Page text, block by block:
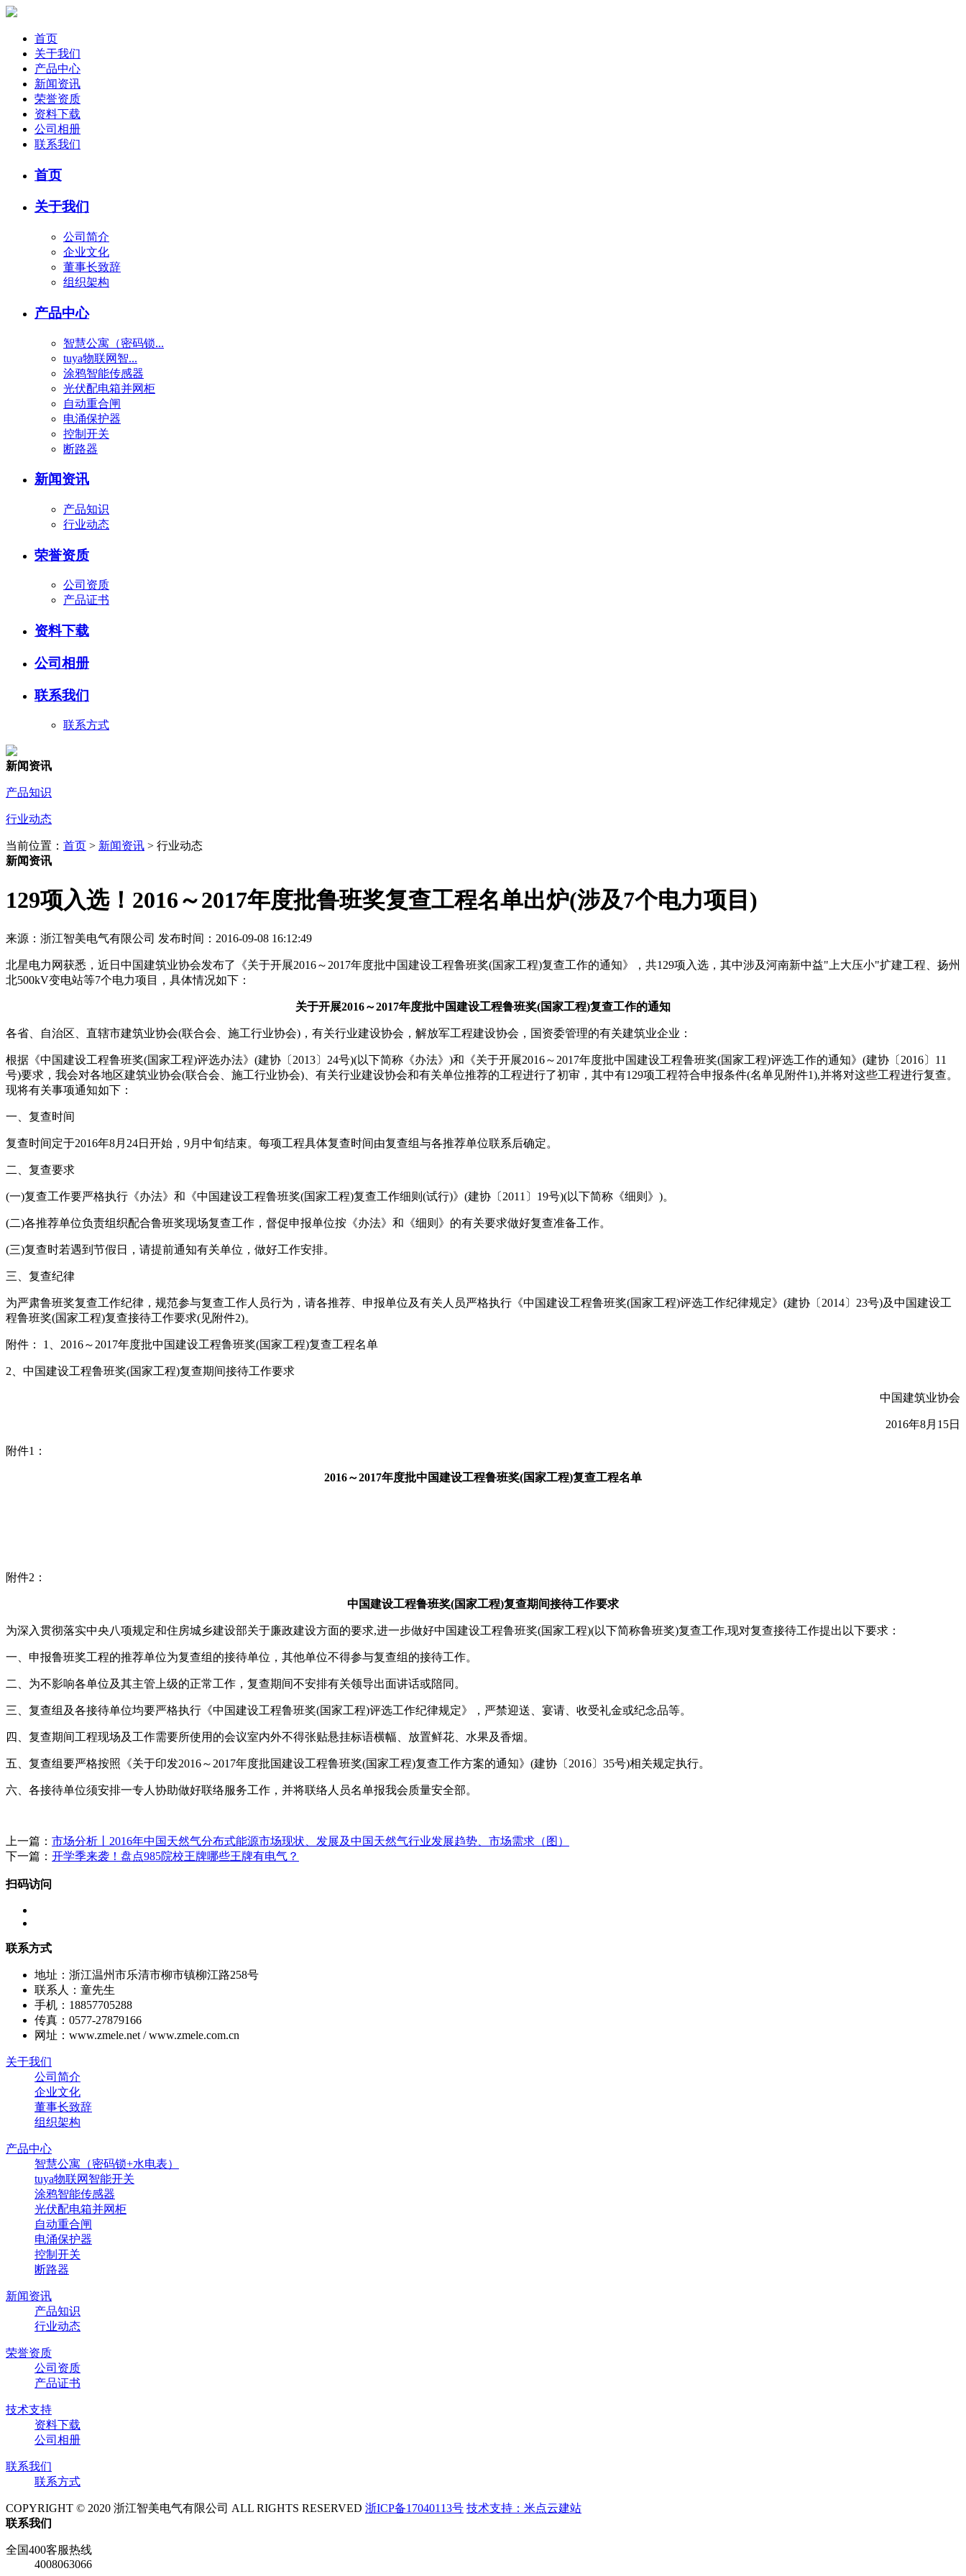
首页
关于我们
产品中心
新闻资讯
荣誉资质
资料下载
公司相册
联系我们
首页
关于我们
公司简介
企业文化
董事长致辞
组织架构
产品中心
智慧公寓（密码锁...
tuya物联网智...
涂鸦智能传感器
光伏配电箱并网柜
自动重合闸
电涌保护器
控制开关
断路器
新闻资讯
产品知识
行业动态
荣誉资质
公司资质
产品证书
资料下载
公司相册
联系我们
联系方式
新闻资讯
产品知识
行业动态
当前位置： 首页 > 新闻资讯 > 行业动态
新闻资讯
129项入选！2016～2017年度批鲁班奖复查工程名单出炉(涉及7个电力项目)
来源：浙江智美电气有限公司 发布时间：2016-09-08 16:12:49
北星电力网获悉，近日中国建筑业协会发布了《关于开展2016～2017年度批中国建设工程鲁班奖(国家工程)复查工作的通知》，共129项入选，其中涉及河南新中益"上大压小"扩建工程、扬州
北500kV变电站等7个电力项目，具体情况如下：
关于开展2016～2017年度批中国建设工程鲁班奖(国家工程)复查工作的通知
各省、自治区、直辖市建筑业协会(联合会、施工行业协会)，有关行业建设协会，解放军工程建设协会，国资委管理的有关建筑业企业：
根据《中国建设工程鲁班奖(国家工程)评选办法》(建协〔2013〕24号)(以下简称《办法》)和《关于开展2016～2017年度批中国建设工程鲁班奖(国家工程)评选工作的通知》(建协〔2016〕11
号)要求，我会对各地区建筑业协会(联合会、施工行业协会)、有关行业建设协会和有关单位推荐的工程进行了初审，其中有129项工程符合申报条件(名单见附件1),并将对这些工程进行复查。
现将有关事项通知如下：
一、复查时间
复查时间定于2016年8月24日开始，9月中旬结束。每项工程具体复查时间由复查组与各推荐单位联系后确定。
二、复查要求
(一)复查工作要严格执行《办法》和《中国建设工程鲁班奖(国家工程)复查工作细则(试行)》(建协〔2011〕19号)(以下简称《细则》)。
(二)各推荐单位负责组织配合鲁班奖现场复查工作，督促申报单位按《办法》和《细则》的有关要求做好复查准备工作。
(三)复查时若遇到节假日，请提前通知有关单位，做好工作安排。
三、复查纪律
为严肃鲁班奖复查工作纪律，规范参与复查工作人员行为，请各推荐、申报单位及有关人员严格执行《中国建设工程鲁班奖(国家工程)评选工作纪律规定》(建协〔2014〕23号)及中国建设工
程鲁班奖(国家工程)复查接待工作要求(见附件2)。
附件： 1、2016～2017年度批中国建设工程鲁班奖(国家工程)复查工程名单
2、中国建设工程鲁班奖(国家工程)复查期间接待工作要求
中国建筑业协会
2016年8月15日
附件1：
2016～2017年度批中国建设工程鲁班奖(国家工程)复查工程名单
附件2：
中国建设工程鲁班奖(国家工程)复查期间接待工作要求
为深入贯彻落实中央八项规定和住房城乡建设部关于廉政建设方面的要求,进一步做好中国建设工程鲁班奖(国家工程)(以下简称鲁班奖)复查工作,现对复查接待工作提出以下要求：
一、申报鲁班奖工程的推荐单位为复查组的接待单位，其他单位不得参与复查组的接待工作。
二、为不影响各单位及其主管上级的正常工作，复查期间不安排有关领导出面讲话或陪同。
三、复查组及各接待单位均要严格执行《中国建设工程鲁班奖(国家工程)评选工作纪律规定》，严禁迎送、宴请、收受礼金或纪念品等。
四、复查期间工程现场及工作需要所使用的会议室内外不得张贴悬挂标语横幅、放置鲜花、水果及香烟。
五、复查组要严格按照《关于印发2016～2017年度批国建设工程鲁班奖(国家工程)复查工作方案的通知》(建协〔2016〕35号)相关规定执行。
六、各接待单位须安排一专人协助做好联络服务工作，并将联络人员名单报我会质量安全部。
上一篇： 市场分析丨2016年中国天然气分布式能源市场现状、发展及中国天然气行业发展趋势、市场需求（图）
下一篇： 开学季来袭！盘点985院校王牌哪些王牌有电气？
扫码访问
联系方式
地址：浙江温州市乐清市柳市镇柳江路258号
联系人：童先生
手机：18857705288
传真：0577-27879166
网址：www.zmele.net / www.zmele.com.cn
关于我们
公司简介
企业文化
董事长致辞
组织架构
产品中心
智慧公寓（密码锁+水电表）
tuya物联网智能开关
涂鸦智能传感器
光伏配电箱并网柜
自动重合闸
电涌保护器
控制开关
断路器
新闻资讯
产品知识
行业动态
荣誉资质
公司资质
产品证书
技术支持
资料下载
公司相册
联系我们
联系方式
COPYRIGHT © 2020 浙江智美电气有限公司 ALL RIGHTS RESERVED 浙ICP备17040113号 技术支持：米点云建站
联系我们
全国400客服热线
4008063066